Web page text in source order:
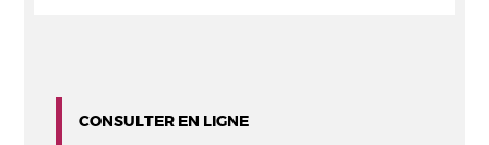
CONSULTER EN LIGNE